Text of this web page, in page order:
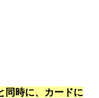
同時に、カードに